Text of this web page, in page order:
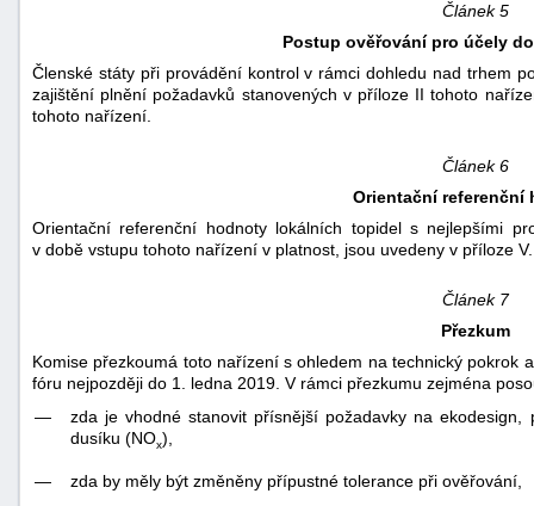
Článek 5
Postup ověřování pro účely
Členské státy při provádění kontrol v rámci dohledu nad trhem
zajištění plnění požadavků stanovených v příloze II tohoto
tohoto nařízení.
Článek 6
Orientační referenční
Orientační referenční hodnoty lokálních topidel s nejlepšími
v době vstupu tohoto nařízení v platnost, jsou uvedeny v příloze V.
Článek 7
Přezkum
Komise přezkoumá toto nařízení s ohledem na technický pokrok
fóru nejpozději do 1. ledna 2019. V rámci přezkumu zejména
—
zda je vhodné stanovit přísnější požadavky na
dusíku (NOx),
—
zda by měly být změněny přípustné tolerance při ověřování,